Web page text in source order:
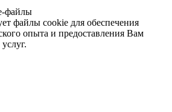
файлы
файлы cookie для обеспечения
опыта и предоставления Вам